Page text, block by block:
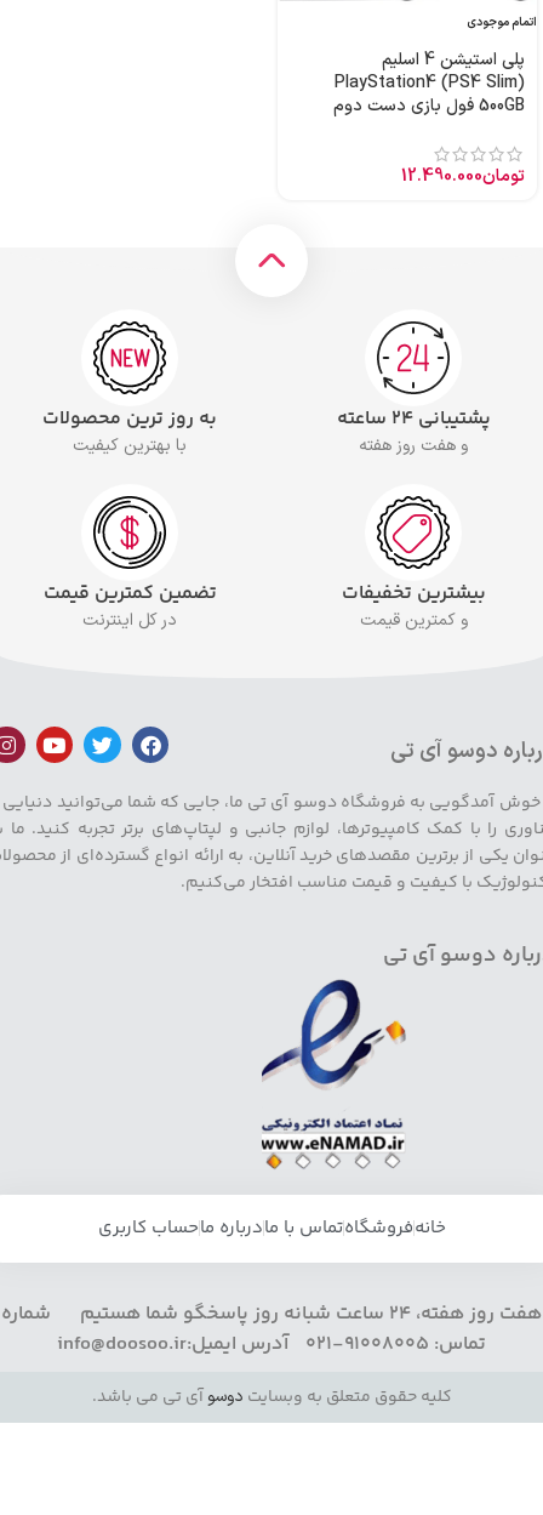
اتمام موجودی
پلی استیشن 4 اسلیم
PlayStation4 (PS4 Slim)
500GB فول بازی دست دوم
تومان12.490.000
پشتیبانی ۲۴ ساعته
و هفت روز هفته
به روز ترین محصولات
با بهترین کیفیت
بیشترین تخفیفات
و کمترین قیمت
تضمین کمترین قیمت
در کل اینترنت
دوسو آی تی
خوش آمدگویی به فروشگاه دوسو آی تی ما، جایی که شما می‌توانید دنیایی
را با کمک کامپیوترها، لوازم جانبی و لپتاپ‌های برتر تجربه کنید. ما
یکی از برترین مقصدهای خرید آنلاین، به ارائه انواع گسترده‌ای از
با کیفیت و قیمت مناسب افتخار می‌کنیم.
دوسو آی تی
خانهفروشگاهتماس با مادرباره ماحساب کاربری
هفت روز هفته، 24 ساعت شبانه روز پاسخگو شما هستیم شماره
تماس: 91008005-021 آدرس ایمیل:info@doosoo.ir
کلیه حقوق متعلق به وبسایت دوسوآی تی می باشد.